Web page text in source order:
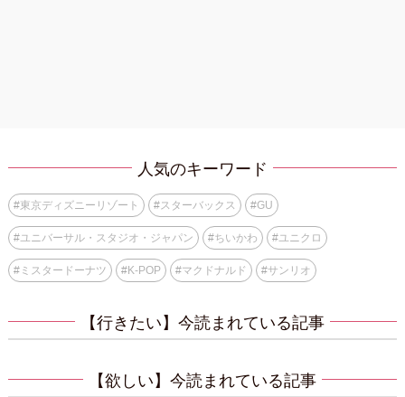
人気のキーワード
#東京ディズニーリゾート #スターバックス #GU
#ユニバーサル・スタジオ・ジャパン #ちいかわ #ユニクロ
#ミスタードーナツ #K-POP #マクドナルド #サンリオ
【行きたい】今読まれている記事
【欲しい】今読まれている記事